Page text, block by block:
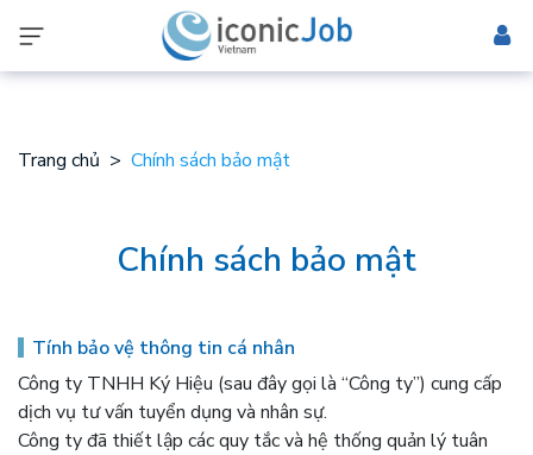
Trang chủ Chính sách bảo mật
Chính sách bảo mật
Tính bảo vệ thông tin cá nhân
Công ty TNHH Ký Hiệu (sau đây gọi là “Công ty”) cung cấp
dịch vụ tư vấn tuyển dụng và nhân sự.
Công ty đã thiết lập các quy tắc và hệ thống quản lý tuân